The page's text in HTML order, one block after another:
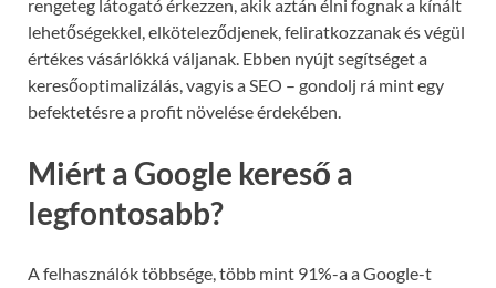
rengeteg látogató érkezzen, akik aztán élni fognak a kínált
lehetőségekkel, elköteleződjenek, feliratkozzanak és végül
értékes vásárlókká váljanak. Ebben nyújt segítséget a
keresőoptimalizálás, vagyis a SEO – gondolj rá mint egy
befektetésre a profit növelése érdekében.
Miért a Google kereső a
legfontosabb?
A felhasználók többsége, több mint 91%-a a Google-t